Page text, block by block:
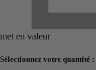
met en valeur
Sélectionnez votre quantité :